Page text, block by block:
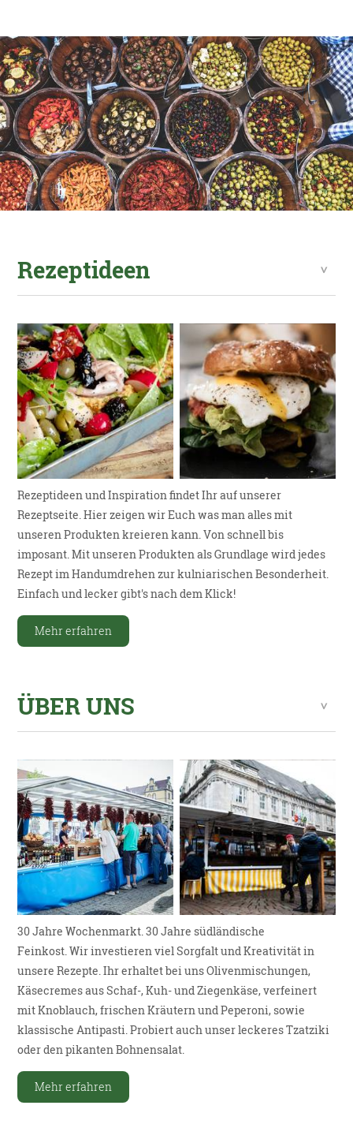
Rezeptideen
Rezeptideen und Inspiration findet Ihr auf unserer
Rezeptseite. Hier zeigen wir Euch was man alles mit
unseren Produkten kreieren kann. Von schnell bis
imposant. Mit unseren Produkten als Grundlage wird jedes
Rezept im Handumdrehen zur kulniarischen Besonderheit.
Einfach und lecker gibt's nach dem Klick!
Mehr erfahren
ÜBER UNS
30 Jahre Wochenmarkt. 30 Jahre südländische
Feinkost. Wir investieren viel Sorgfalt und Kreativität in
unsere Rezepte. Ihr erhaltet bei uns Olivenmischungen,
Käsecremes aus Schaf-, Kuh- und Ziegenkäse, verfeinert
mit Knoblauch, frischen Kräutern und Peperoni, sowie
klassische Antipasti. Probiert auch unser leckeres Tzatziki
oder den pikanten Bohnensalat.
Mehr erfahren